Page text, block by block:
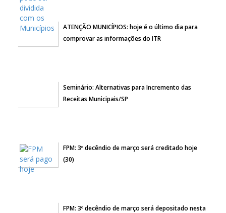
ATENÇÃO MUNICÍPIOS: hoje é o último dia para
comprovar as informações do ITR
Seminário: Alternativas para Incremento das
Receitas Municipais/SP
FPM: 3º decêndio de março será creditado hoje
(30)
FPM: 3º decêndio de março será depositado nesta